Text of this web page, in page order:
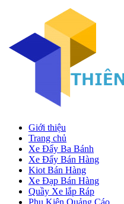
Giới thiệu
Trang chủ
Xe Đẩy Ba Bánh
Xe Đẩy Bán Hàng
Kiot Bán Hàng
Xe Đạp Bán Hàng
Quầy Xe lắp Ráp
Phụ Kiện Quảng Cáo